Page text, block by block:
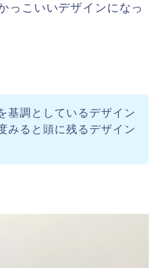
っこいいデザインになっ
基調としているデザイン
みると頭に残るデザイン